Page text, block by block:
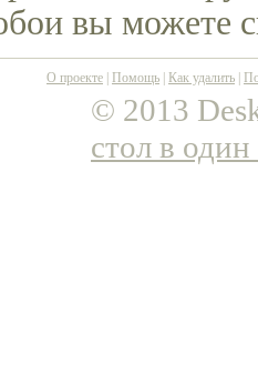
вы можете
О проекте Помощь Как удалить
© 2013
стол в